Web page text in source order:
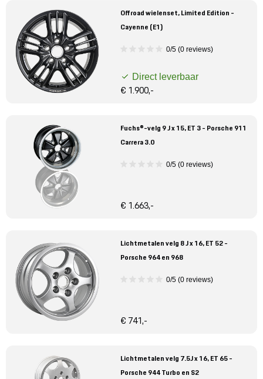
Offroad wielenset, Limited Edition -
Cayenne (E1)
0/5 (0 reviews)
Direct leverbaar
€ 1.900,-
Fuchs®-velg 9 J x 15, ET 3 - Porsche 911
Carrera 3.0
0/5 (0 reviews)
€ 1.663,-
Lichtmetalen velg 8 J x 16, ET 52 -
Porsche 964 en 968
0/5 (0 reviews)
€ 741,-
Lichtmetalen velg 7.5J x 16, ET 65 -
Porsche 944 Turbo en S2